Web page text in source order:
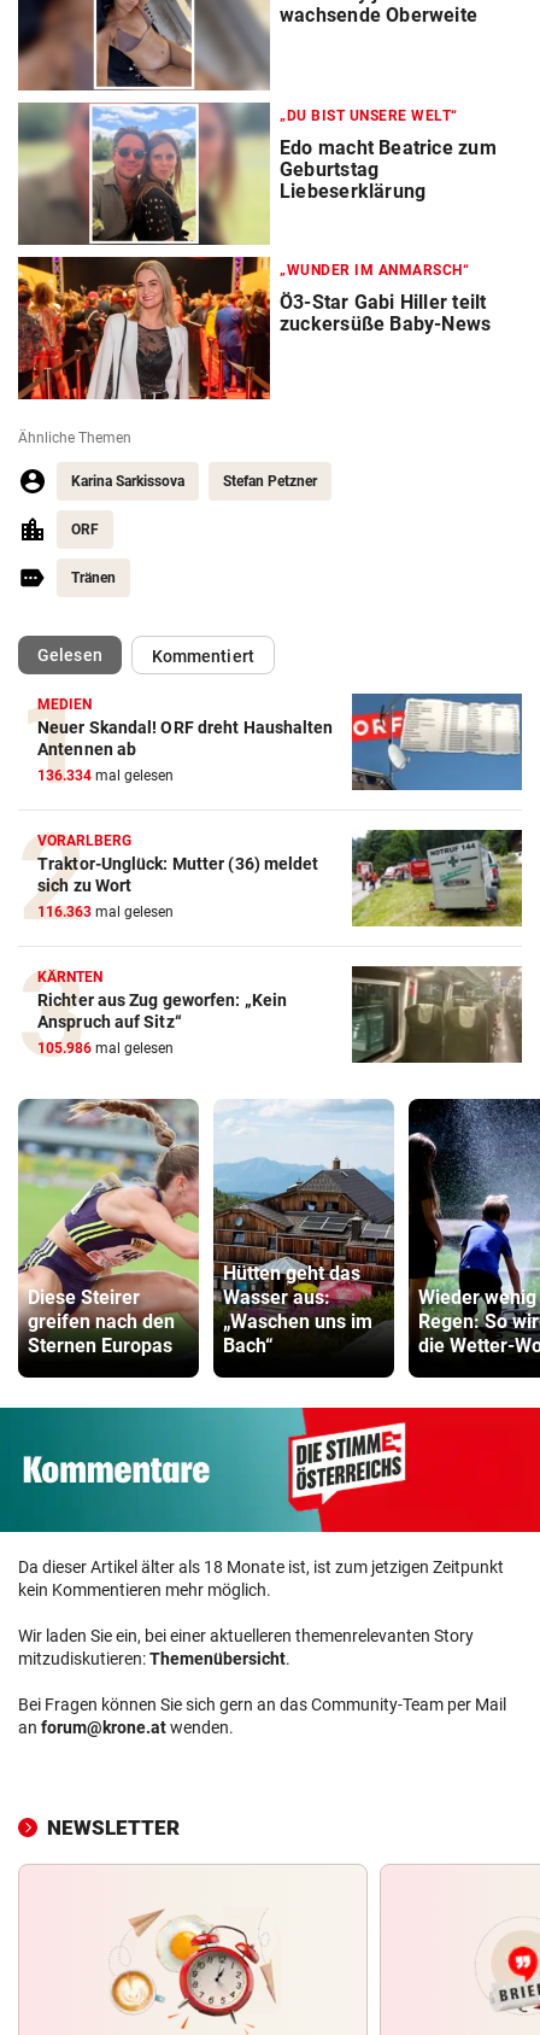
wachsende Oberweite
„DU BIST UNSERE WELT“
Edo macht Beatrice zum
Geburtstag
Liebeserklärung
„WUNDER IM ANMARSCH“
Ö3-Star Gabi Hiller teilt
zuckersüße Baby-News
Ähnliche Themen
Karina Sarkissova Stefan Petzner
ORF
Tränen
Gelesen(ausgewählt)Kommentiert
MEDIEN
Neuer Skandal! ORF dreht Haushalten
Antennen ab
136.334 mal gelesen
VORARLBERG
Traktor-Unglück: Mutter (36) meldet
sich zu Wort
116.363 mal gelesen
KÄRNTEN
Richter aus Zug geworfen: „Kein
Anspruch auf Sitz“
105.986 mal gelesen
Diese Steirer
greifen nach den
Sternen Europas
Hütten geht das
Wasser aus:
„Waschen uns im
Bach“
Wieder wenig
Regen: So
die Wetter-
Da dieser Artikel älter als 18 Monate ist, ist zum jetzigen Zeitpunkt
kein Kommentieren mehr möglich.
Wir laden Sie ein, bei einer aktuelleren themenrelevanten Story
mitzudiskutieren:Themenübersicht.
Bei Fragen können Sie sich gern an das Community-Team per Mail
an forum@krone.atwenden.
NEWSLETTER